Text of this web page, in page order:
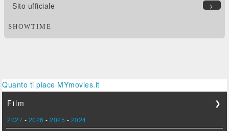
>
Sito ufficiale
SHOWTIME
Quanto ti piace MYmovies.it
Film
❯
2027 - 2026 -2025 - 2024